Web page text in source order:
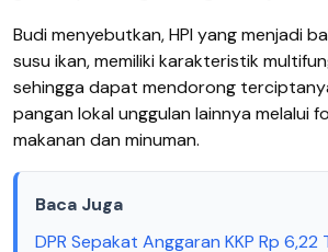
Budi menyebutkan, HPI yang menjadi
susu ikan, memiliki karakteristik
sehingga dapat mendorong
pangan lokal unggulan lainnya melalui
makanan dan minuman.
Baca Juga
DPR Sepakat Anggaran KKP Rp 6,22